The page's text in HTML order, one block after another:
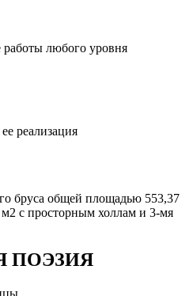
любого уровня
реализация
бруса общей площадью 553,37
с просторным холлам и 3-мя
ПОЭЗИЯ